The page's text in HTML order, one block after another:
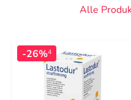
Alle
-26%4